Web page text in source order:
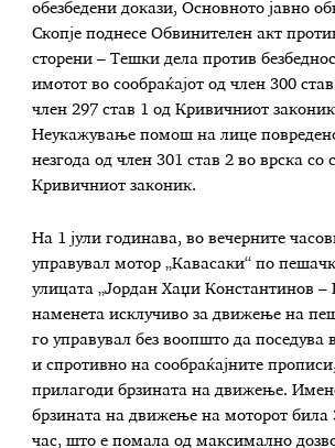
обезбедени докази, Основното јавно
Скопје поднесе Обвинителен акт
сторени – Тешки дела против
имотот во сообраќајот од член 300
член 297 став 1 од Кривичниот
Неукажување помош на лице
незгода од член 301 став 2 во врска со
Кривичниот законик.
На 1 јули годинава, во вечерните
управувал мотор „Кавасаки“ по
улицата „Јордан Хаџи Константинов –
наменета исклучиво за движење на
го управувал без воопшто да поседува
и спротивно на сообраќајните прописи,
прилагоди брзината на движење.
брзината на движење на моторот била
час, што е помала од максимално